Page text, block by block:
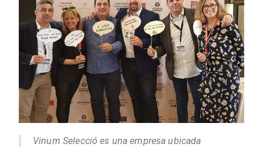
Vinum Selecció es una empresa ubicada